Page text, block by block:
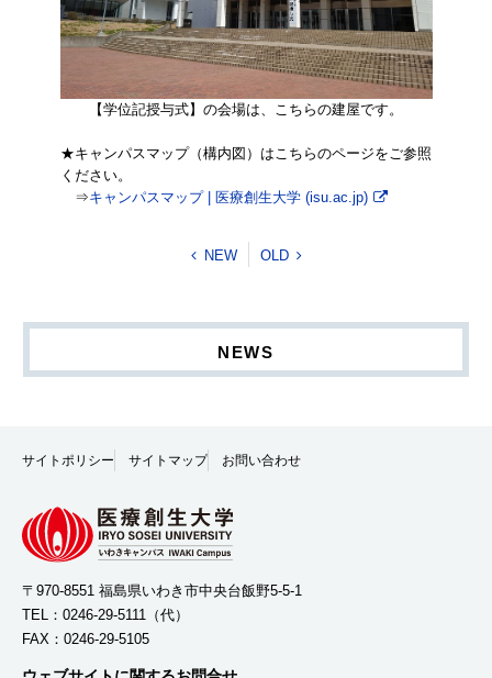
【学位記授与式】の会場は、こちらの建屋です。
★キャンパスマップ（構内図）はこちらのページをご参照
ください。
⇒キャンパスマップ | 医療創生大学 (isu.ac.jp)
NEW OLD
NEWS
サイトポリシー サイトマップ お問い合わせ
〒970-8551 福島県いわき市中央台飯野5-5-1
TEL： 0246-29-5111 （代）
FAX：0246-29-5105